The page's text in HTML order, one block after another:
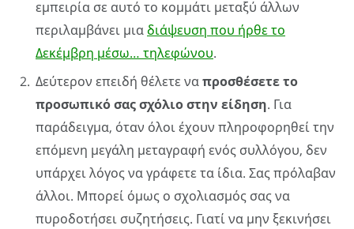
εμπειρία σε αυτό το κομμάτι μεταξύ άλλων
περιλαμβάνει μιαδιάψευση που ήρθε το
Δεκέμβρη μέσω… τηλεφώνου.
Δεύτερον επειδή θέλετε ναπροσθέσετε το
προσωπικό σας σχόλιο στην είδηση. Για
παράδειγμα, όταν όλοι έχουν πληροφορηθεί την
επόμενη μεγάλη μεταγραφή ενός συλλόγου, δεν
υπάρχει λόγος να γράφετε τα ίδια. Σας πρόλαβαν
άλλοι. Μπορεί όμως ο σχολιασμός σας να
πυροδοτήσει συζητήσεις. Γιατί να μην ξεκινήσει